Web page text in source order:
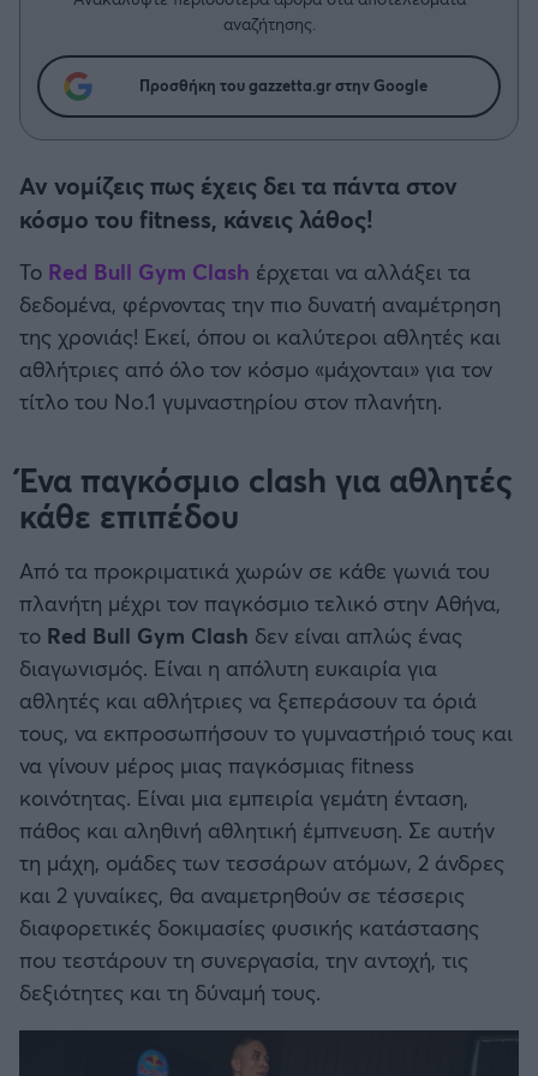
Δημήτρης Τσορμπατζόγλου
Λεβαδειακός
Βόλος
Ατρόμητος Αθηνών
Κηφισιά
Παναιτωλικός
Ηρακλής
Μπαρτσελόνα
Ρεάλ Μαδρίτης
Ατλέτικο Μαδρίτης
Μάντσεστερ Γιουνάιτεντ
Μάντσεστερ Σίτι
Λίβερπουλ
Συνεντεύξεις
Μια Ιστορία από την Πόλη
αναζήτησης.
Προσθήκη του gazzetta.gr στην Google
Αν νομίζεις πως έχεις δει τα πάντα στον
κόσμο του fitness, κάνεις λάθος!
Το Red Bull Gym Clash έρχεται να αλλάξει τα
δεδομένα, φέρνοντας την πιο δυνατή αναμέτρηση
της χρονιάς! Εκεί, όπου οι καλύτεροι αθλητές και
αθλήτριες από όλο τον κόσμο «μάχονται» για τον
τίτλο του No.1 γυμναστηρίου στον πλανήτη.
Ένα παγκόσμιο clash για αθλητές
κάθε επιπέδου
Από τα προκριματικά χωρών σε κάθε γωνιά του
πλανήτη μέχρι τον παγκόσμιο τελικό στην Αθήνα,
το Red Bull Gym Clash δεν είναι απλώς ένας
διαγωνισμός. Είναι η απόλυτη ευκαιρία για
αθλητές και αθλήτριες να ξεπεράσουν τα όριά
τους, να εκπροσωπήσουν το γυμναστήριό τους και
να γίνουν μέρος μιας παγκόσμιας fitness
κοινότητας. Είναι μια εμπειρία γεμάτη ένταση,
πάθος και αληθινή αθλητική έμπνευση. Σε αυτήν
τη μάχη, ομάδες των τεσσάρων ατόμων, 2 άνδρες
και 2 γυναίκες, θα αναμετρηθούν σε τέσσερις
διαφορετικές δοκιμασίες φυσικής κατάστασης
που τεστάρουν τη συνεργασία, την αντοχή, τις
δεξιότητες και τη δύναμή τους.